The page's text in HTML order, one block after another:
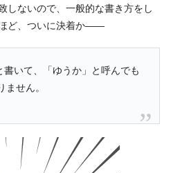
しないので、一般的な書き方をし
ど、ついに決着か――
いて、「ゆうか」と呼んでも
せん。